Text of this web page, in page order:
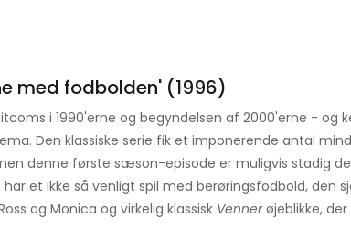
med fodbolden' (1996)
i 1990'erne og begyndelsen af ​​2000'erne - og
Den klassiske serie fik et imponerende antal
denne første sæson-episode er muligvis stadig
et ikke så venligt spil med berøringsfodbold, den
og Monica og virkelig klassisk Vennerøjeblikke,